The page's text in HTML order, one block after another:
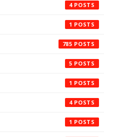
4
1
785
5
1
4
1